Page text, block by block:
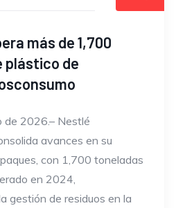
más de 1,700
plástico de
de 2026.– Nestlé
avances en su
con 1,700 toneladas
en 2024,
gestión de residuos en la